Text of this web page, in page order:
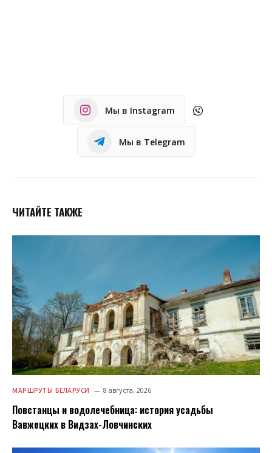
Мы в Instagram
Мы в Telegram
ЧИТАЙТЕ ТАКЖЕ
МАРШРУТЫ БЕЛАРУСИ 8 августа, 2026
Повстанцы и водолечебница: история усадьбы
Вавжецких в Видзах-Ловчинских